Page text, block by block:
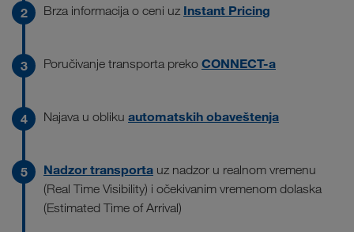
Brza informacija o ceni uz Instant Pricing
Poručivanje transporta preko CONNECT-a
Najava u obliku automatskih obaveštenja
Nadzor transporta uz nadzor u realnom vremenu
(Real Time Visibility) i očekivanim vremenom dolaska
(Estimated Time of Arrival)